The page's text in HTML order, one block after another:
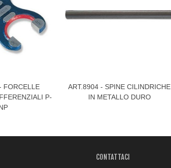
FORCELLE
P-
Visualizza Di Più
ART.8904 - SPINE CILINDRICHE
IN METALLO DURO
CONTATTACI